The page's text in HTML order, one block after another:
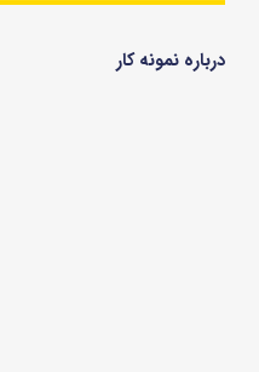
درباره نمونه کار